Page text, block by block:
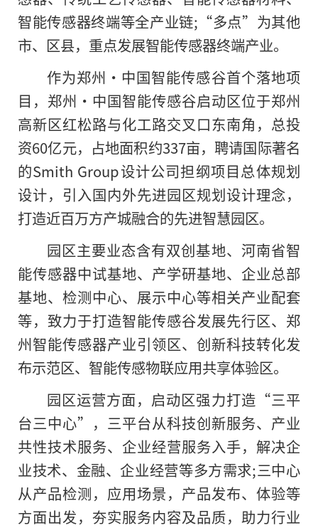
智能传感器终端等全产业链;“多点”为其他
市、区县，重点发展智能传感器终端产业。
作为郑州·中国智能传感谷首个落地项
目，郑州·中国智能传感谷启动区位于郑州
高新区红松路与化工路交叉口东南角，总投
资60亿元，占地面积约337亩，聘请国际著名
的Smith Group设计公司担纲项目总体规划
设计，引入国内外先进园区规划设计理念，
打造近百万方产城融合的先进智慧园区。
园区主要业态含有双创基地、河南省智
能传感器中试基地、产学研基地、企业总部
基地、检测中心、展示中心等相关产业配套
等，致力于打造智能传感谷发展先行区、郑
州智能传感器产业引领区、创新科技转化发
布示范区、智能传感物联应用共享体验区。
园区运营方面，启动区强力打造“三平
台三中心”，三平台从科技创新服务、产业
共性技术服务、企业经营服务入手，解决企
业技术、金融、企业经营等多方需求;三中心
从产品检测，应用场景，产品发布、体验等
方面出发，夯实服务内容及品质，助力行业